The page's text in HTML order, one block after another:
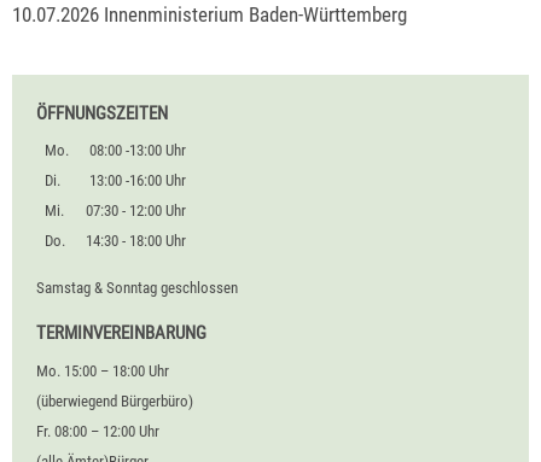
10.07.2026 Innenministerium Baden-Württemberg
ÖFFNUNGSZEITEN
Mo.
08:00 -13:00 Uhr
Di.
13:00 -16:00 Uhr
Mi.
07:30 - 12:00 Uhr
Do.
14:30 - 18:00 Uhr
Samstag & Sonntag geschlossen
TERMINVEREINBARUNG
Mo. 15:00 – 18:00 Uhr
(überwiegend Bürgerbüro)
Fr. 08:00 – 12:00 Uhr